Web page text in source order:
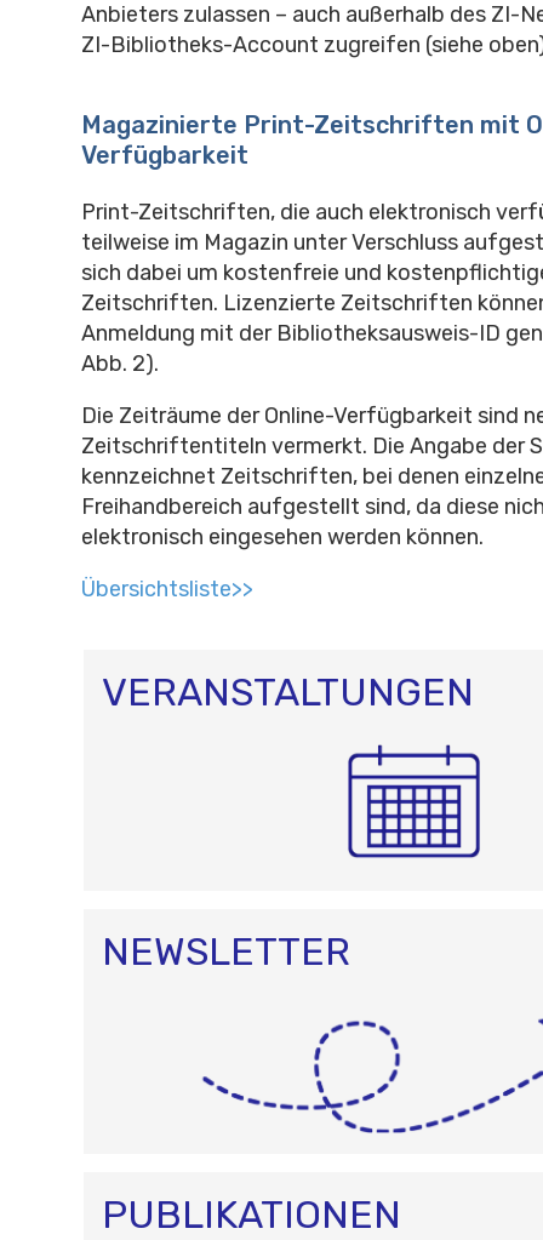
Anbieters zulassen – auch außerhalb des ZI-
ZI-Bibliotheks-Account zugreifen (siehe
Magazinierte Print-Zeitschriften mit
Verfügbarkeit
Print-Zeitschriften, die auch elektronisch
teilweise im Magazin unter Verschluss
sich dabei um kostenfreie und
Zeitschriften. Lizenzierte Zeitschriften
Anmeldung mit der Bibliotheksausweis-ID
Abb. 2).
Die Zeiträume der Online-Verfügbarkeit sind
Zeitschriftentiteln vermerkt. Die Angabe der
kennzeichnet Zeitschriften, bei denen
Freihandbereich aufgestellt sind, da diese
elektronisch eingesehen werden können.
Übersichtsliste>>
VERANSTALTUNGEN
NEWSLETTER
PUBLIKATIONEN